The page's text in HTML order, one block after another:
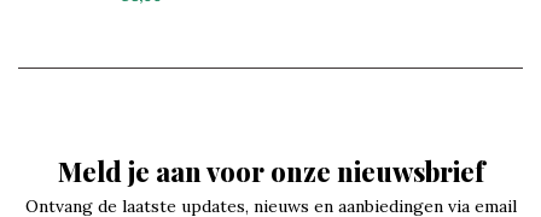
Meld je aan voor onze nieuwsbrief
Ontvang de laatste updates, nieuws en aanbiedingen via email